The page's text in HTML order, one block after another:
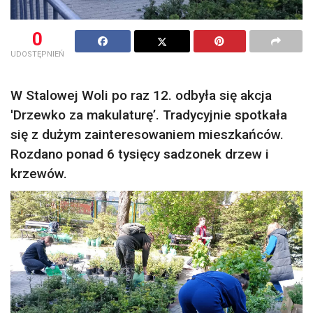
0
UDOSTĘPNIEŃ
W Stalowej Woli po raz 12. odbyła się akcja
'Drzewko za makulaturę’. Tradycyjnie spotkała
się z dużym zainteresowaniem mieszkańców.
Rozdano ponad 6 tysięcy sadzonek drzew i
krzewów.